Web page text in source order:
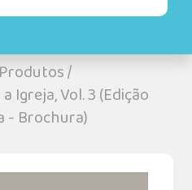
Produtos/
Igreja, Vol. 3 (Edição
- Brochura)